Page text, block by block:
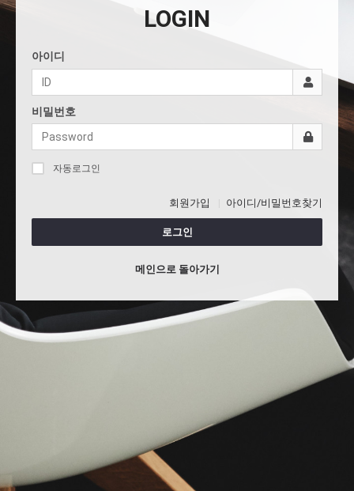
LOGIN
아이디
비밀번호
자동로그인
회원가입 아이디/비밀번호찾기
로그인
메인으로 돌아가기